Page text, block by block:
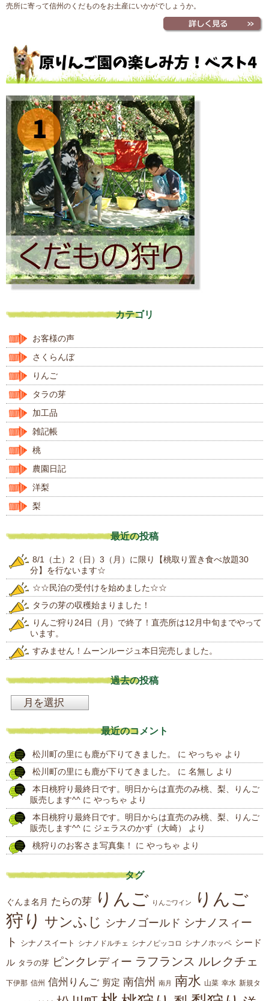
売所に寄って信州のくだものをお土産にいかがでしょうか。
カテゴリ
お客様の声
さくらんぼ
りんご
タラの芽
加工品
雑記帳
桃
農園日記
洋梨
梨
最近の投稿
8/1（土）2（日）3（月）に限り【桃取り置き食べ放題30
分】を行ないます☆
☆☆民泊の受付けを始めました☆☆
タラの芽の収穫始まりました！
りんご狩り24日（月）で終了！直売所は12月中旬までやって
います。
すみません！ムーンルージュ本日完売しました。
過去の投稿
投
稿
最近のコメント
松川町の里にも鹿が下りてきました。 に やっちゃ より
松川町の里にも鹿が下りてきました。
に 名無し より
本日桃狩り最終日です。明日からは直売のみ桃、梨、りんご
販売します^^ に やっちゃ より
本日桃狩り最終日です。明日からは直売のみ桃、梨、りんご
販売します^^ に ジェラスのかず（大崎）
より
桃狩りのお客さま写真集！
に やっちゃ より
タグ
ぐんま名月 たらの芽 りんご りんごワイン
りんご
狩り サンふじ シナノゴールド シナノスィー
ト
シナノスイート シナノドルチェ シナノピッコロ シナノホッペ シード
ル タラの芽 ピンクレディー ラフランス ルレクチェ
下伊那 信州 信州りんご 剪定 南信州 南月 南水 山菜 幸水 新規タ